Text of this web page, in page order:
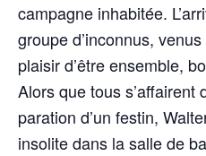
cam­pagne inha­bi­tée.
groupe d’inconnus,
plai­sir d’être ensemble,
Alors que tous
pa­ra­tion d’un fes­tin,
inso­lite dans la salle de